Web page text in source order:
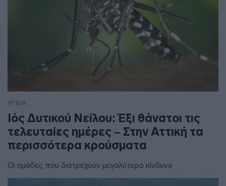
ΥΓΕΙΑ
Ιός Δυτικού Νείλου: Έξι θάνατοι τις
τελευταίες ημέρες – Στην Αττική τα
περισσότερα κρούσματα
Οι ομάδες που διατρέχουν μεγαλύτερο κίνδυνο